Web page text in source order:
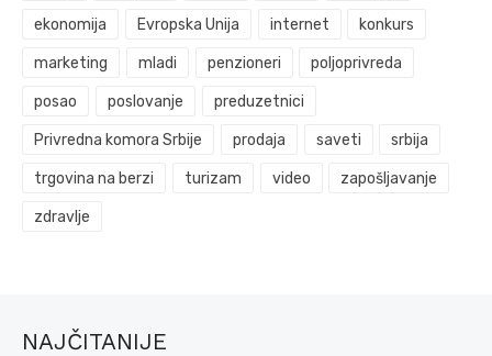
ekonomija Evropska Unija internet konkurs
marketing mladi penzioneri poljoprivreda
posao poslovanje preduzetnici
Privredna komora Srbije prodaja saveti srbija
trgovina na berzi turizam video zapošljavanje
zdravlje
NAJČITANIJE